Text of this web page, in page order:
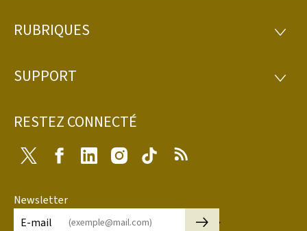
Pied
page
RUBRIQUES
SUPPORT
RESTEZ CONNECTÉ
Twitter FacebookLinkedIn InstagramTiktok
Newsletter
E-mail
🡒